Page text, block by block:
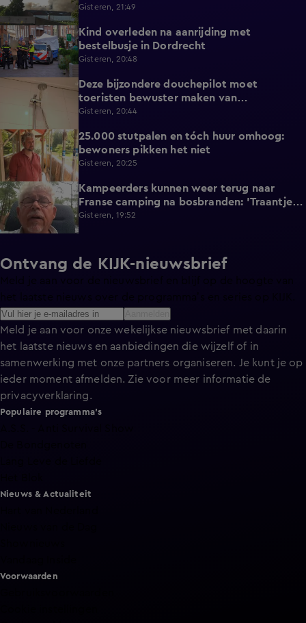
Gisteren, 21:49
0:37
Kind overleden na aanrijding met
bestelbusje in Dordrecht
Gisteren, 20:48
Deze bijzondere douchepilot moet
toeristen bewuster maken van
waterverbruik
Gisteren, 20:44
1:33
25.000 stutpalen en tóch huur omhoog:
bewoners pikken het niet
Gisteren, 20:25
1:06
Kampeerders kunnen weer terug naar
Franse camping na bosbranden: 'Traantje
gelaten'
Gisteren, 19:52
Ontvang de KIJK-nieuwsbrief
Meld je aan voor onze wekelijkse nieuwsbrief met daarin
het laatste nieuws en aanbiedingen die wijzelf of in
samenwerking met onze partners organiseren. Je kunt je op
ieder moment afmelden. Zie voor meer informatie de
privacyverklaring.
Populaire programma's
Nieuws & Actualiteit
Voorwaarden